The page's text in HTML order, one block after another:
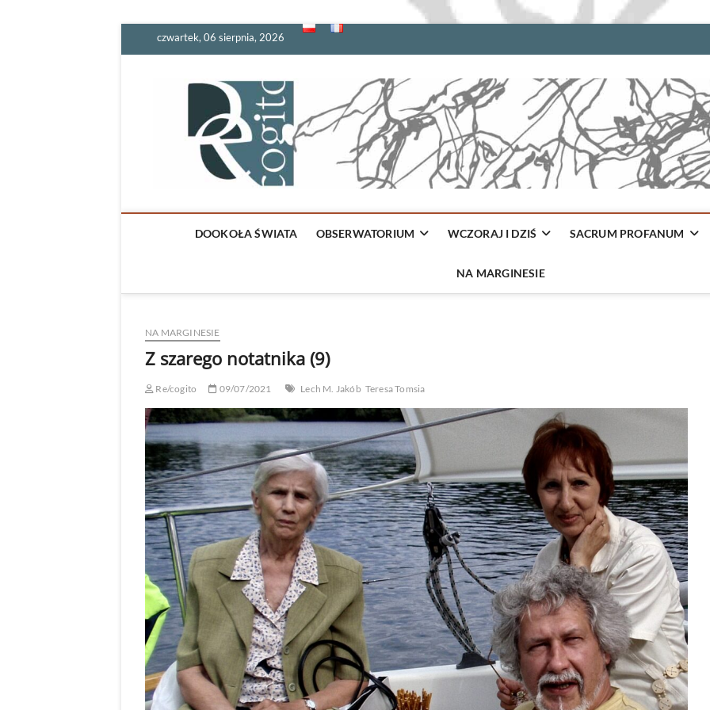
czwartek, 06 sierpnia, 2026
DOOKOŁA ŚWIATA OBSERWATORIUM WCZORAJ I DZIŚ SACRUM PROFANUM
NA MARGINESIE
NA MARGINESIE
Z szarego notatnika (9)
Re/cogito 09/07/2021 Lech M. Jakób Teresa Tomsia